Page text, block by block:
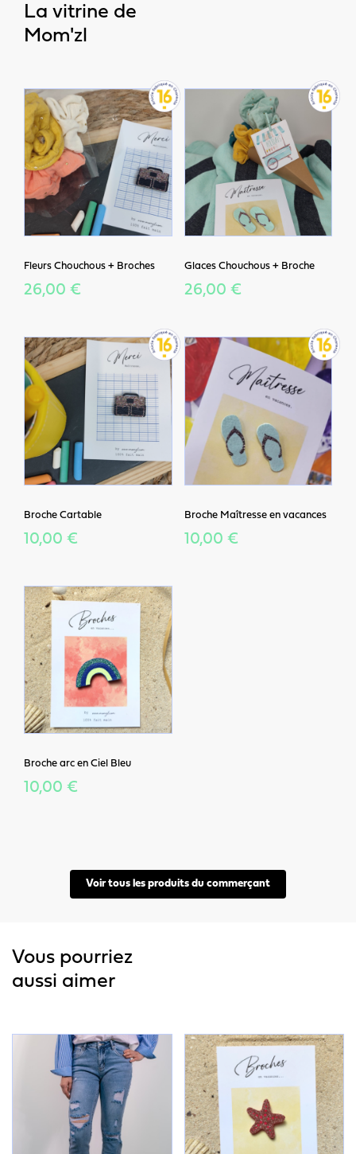
La vitrine de
Mom'zl
Fleurs Chouchous + Broches
26,00 €
Glaces Chouchous + Broche
26,00 €
Broche Cartable
10,00 €
Broche Maîtresse en vacances
10,00 €
Broche arc en Ciel Bleu
10,00 €
Voir tous les produits du commerçant
Vous pourriez
aussi aimer